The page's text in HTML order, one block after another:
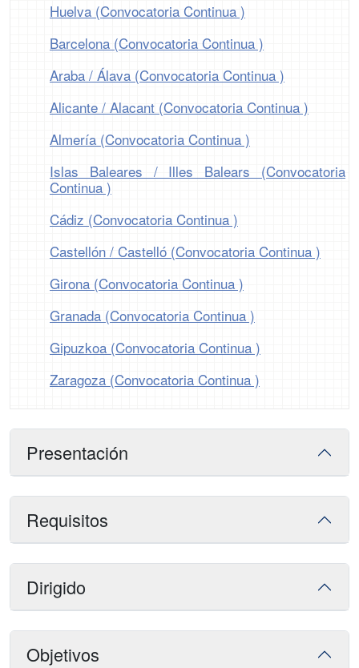
Huelva (Convocatoria Continua )
Barcelona (Convocatoria Continua )
Araba / Álava (Convocatoria Continua )
Alicante / Alacant (Convocatoria Continua )
Almería (Convocatoria Continua )
Islas Baleares / Illes Balears (Convocatoria
Continua )
Cádiz (Convocatoria Continua )
Castellón / Castelló (Convocatoria Continua )
Girona (Convocatoria Continua )
Granada (Convocatoria Continua )
Gipuzkoa (Convocatoria Continua )
Zaragoza (Convocatoria Continua )
Presentación
Requisitos
Dirigido
Objetivos